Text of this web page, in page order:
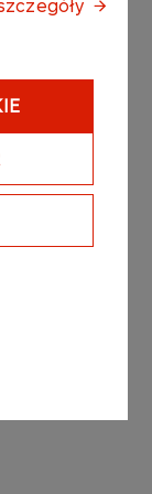
PGNiG
above,
the
10th 2013
three